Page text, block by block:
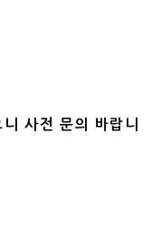
사전 문의 바랍니